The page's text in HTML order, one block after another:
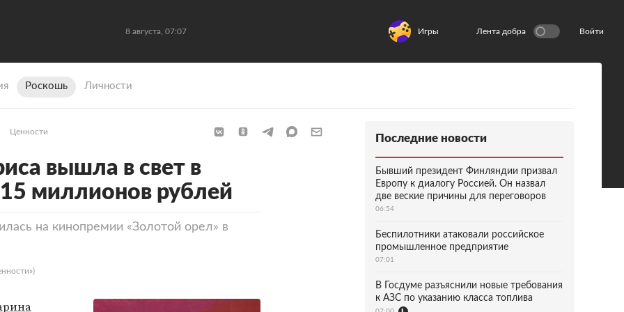
8 августа, 07:07 Игры Лента добра Войти
Роскошь Личности
Ценности
вышла в свет в
миллионов рублей
на кинопремии «Золотой орел» в
Последние новости
Бывший президент Финляндии призвал
Европу к диалогу Россией. Он назвал
две веские причины для переговоров
06:54
Беспилотники атаковали российское
промышленное предприятие
07:01
В Госдуме разъяснили новые требования
к АЗС по указанию класса топлива